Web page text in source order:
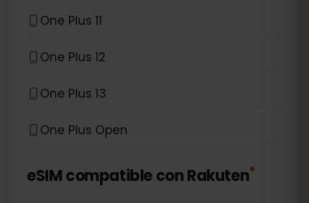
One Plus 11
One Plus 12
One Plus 13
One Plus Open
eSIM compatible conRakuten*